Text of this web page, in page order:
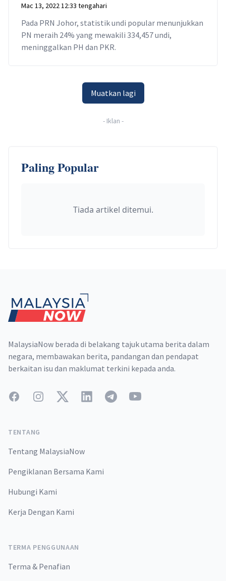
Mac 13, 2022 12:33 tengahari
Pada PRN Johor, statistik undi popular menunjukkan
PN meraih 24% yang mewakili 334,457 undi,
meninggalkan PH dan PKR.
Muatkan lagi
- Iklan -
Paling Popular
Tiada artikel ditemui.
MalaysiaNow berada di belakang tajuk utama berita dalam
negara, membawakan berita, pandangan dan pendapat
berkaitan isu dan maklumat terkini kepada anda.
FacebookInstagramTwitterLinkedInTelegramYouTube
TENTANG
Tentang MalaysiaNow
Pengiklanan Bersama Kami
Hubungi Kami
Kerja Dengan Kami
TERMA PENGGUNAAN
Terma & Penafian